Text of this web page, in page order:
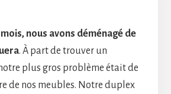
mois, nous avons déménagé de
. À part de trouver un
plus gros problème était de
de nos meubles. Notre duplex